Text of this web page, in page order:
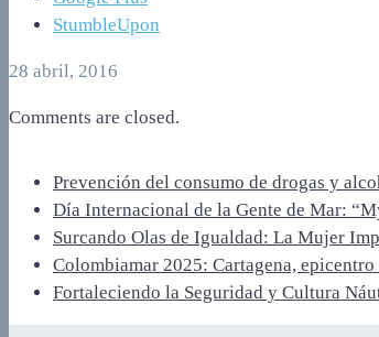
StumbleUpon
28 abril, 2016
Comments are closed.
Prevención del consumo de drogas y
Día Internacional de la Gente de Mar:
Surcando Olas de Igualdad: La Mujer
Colombiamar 2025: Cartagena,
Fortaleciendo la Seguridad y Cultura